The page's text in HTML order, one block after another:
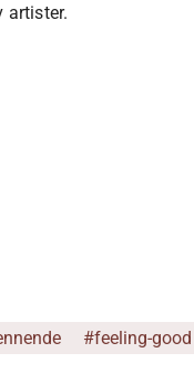
artister.
#feeling-good